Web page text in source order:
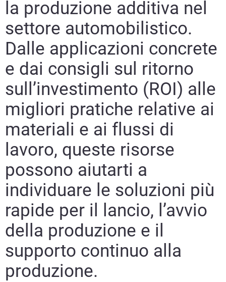
la produzione additiva nel
settore automobilistico.
Dalle applicazioni concrete
e dai consigli sul ritorno
sull’investimento (ROI) alle
migliori pratiche relative ai
materiali e ai flussi di
lavoro, queste risorse
possono aiutarti a
individuare le soluzioni più
rapide per il lancio, l’avvio
della produzione e il
supporto continuo alla
produzione.